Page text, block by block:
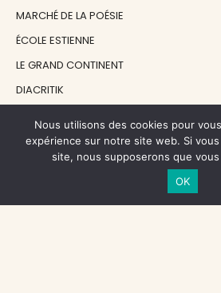
MARCHÉ DE LA POÉSIE
ÉCOLE ESTIENNE
LE GRAND CONTINENT
DIACRITIK
NOS SOUTIENS
CENTRE NATIONAL DU LIVRE
Nous utilisons des cookies pour
expérience sur notre site web. Si
site, nous supposerons que
OK